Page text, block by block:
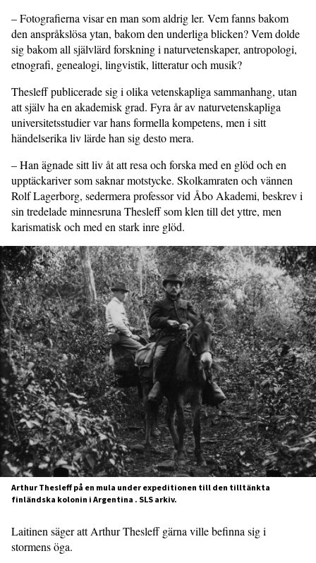
– Fotografierna visar en man som aldrig ler. Vem fanns bakom
den anspråkslösa ytan, bakom den underliga blicken? Vem dolde
sig bakom all självlärd forskning i naturvetenskaper, antropologi,
etnografi, genealogi, lingvistik, litteratur och musik?
Thesleff publicerade sig i olika vetenskapliga sammanhang, utan
att själv ha en akademisk grad. Fyra år av naturvetenskapliga
universitetsstudier var hans formella kompetens, men i sitt
händelserika liv lärde han sig desto mera.
– Han ägnade sitt liv åt att resa och forska med en glöd och en
upptäckariver som saknar motstycke. Skolkamraten och vännen
Rolf Lagerborg, sedermera professor vid Åbo Akademi, beskrev i
sin tredelade minnesruna Thesleff som klen till det yttre, men
karismatisk och med en stark inre glöd.
Arthur Thesleff på en mula under expeditionen till den tilltänkta
finländska kolonin i Argentina . SLS arkiv.
Laitinen säger att Arthur Thesleff gärna ville befinna sig i
stormens öga.